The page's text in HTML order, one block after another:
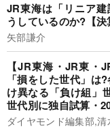
JR東海は「リニア
うしているのか?【決
矢部謙介
【JR東海・JR東・
「損をした世代」は
け異なる「負け組」
世代別に独自試算・
ダイヤモンド編集部,清